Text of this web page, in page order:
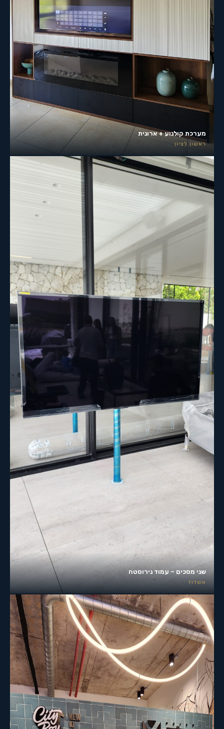
מערכת קולנוע + ארונית
ראשון לציון
שני מסכים – עמוד נירוסטה
אשדוד